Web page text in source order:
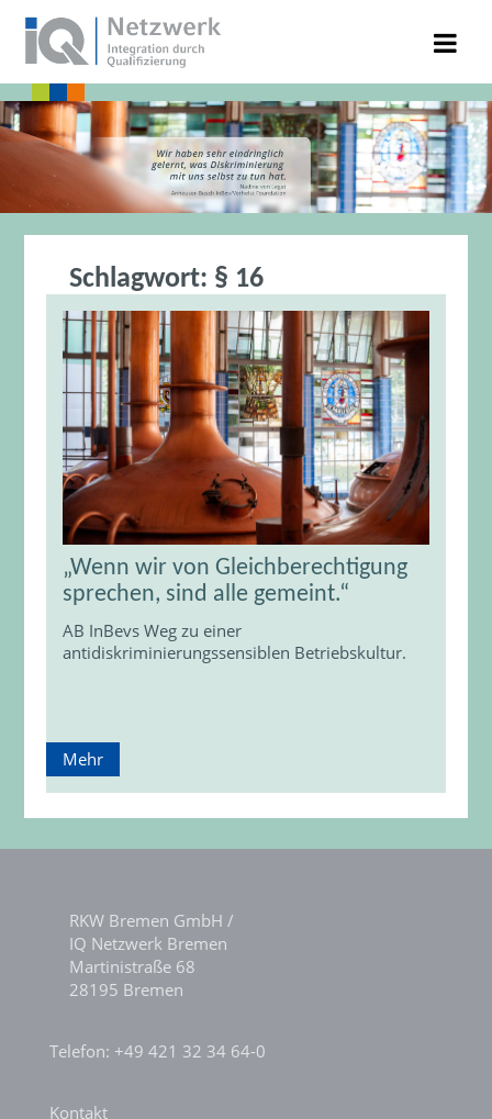
Schlagwort: § 16
„Wenn wir von Gleichberechtigung
sprechen, sind alle gemeint.“
AB InBevs Weg zu einer
antidiskriminierungssensiblen Betriebskultur.
Mehr
RKW Bremen GmbH /
IQ Netzwerk Bremen
Martinistraße 68
28195 Bremen
Telefon: +49 421 32 34 64-0
Kontakt